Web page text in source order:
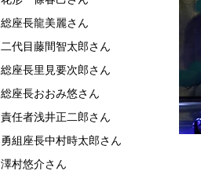
総座長龍美麗さん
二代目藤間智太郎さん
総座長里見要次郎さん
総座長おおみ悠さん
責任者浅井正二郎さん
勇組座長中村時太郎さん
澤村悠介さん